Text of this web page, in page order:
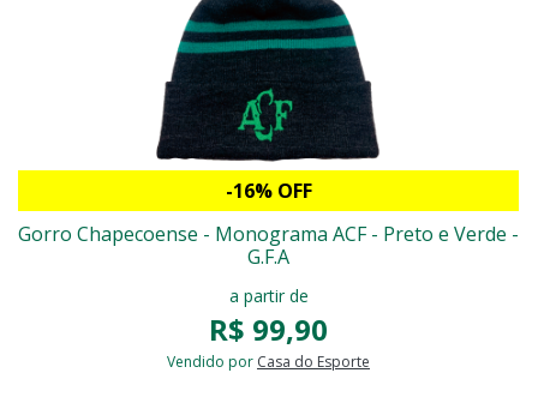
-16% OFF
Gorro Chapecoense - Monograma ACF - Preto e Verde -
G.F.A
a partir de
R$ 99,90
Vendido por Casa do Esporte